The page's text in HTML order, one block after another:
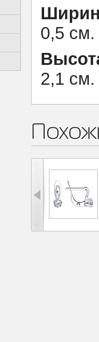
0,5 см.
2,1 см.